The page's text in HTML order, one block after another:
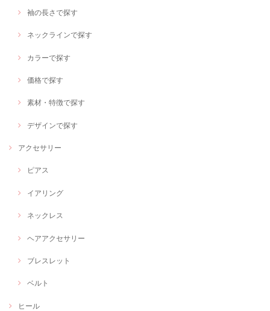
袖の長さで探す
ネックラインで探す
カラーで探す
価格で探す
素材・特徴で探す
デザインで探す
アクセサリー
ピアス
イアリング
ネックレス
ヘアアクセサリー
ブレスレット
ベルト
ヒール